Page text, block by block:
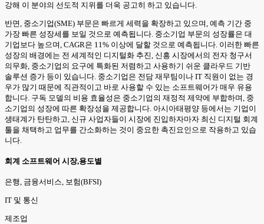
강해 이 분야의 선도적 지위를 더욱 공고히 하고 있습니다.
반면, 중소기업(SME) 부문은 빠르게 세력을 확장하고 있으며, 예측 기간 중
가장 빠른 성장세를 보일 것으로 예측됩니다. 중소기업 부문의 성장률은 대
기업보다 높으며, CAGR은 11% 이상에 달할 것으로 예측됩니다. 이러한 빠른
성장의 배경에는 전 세계적인 디지털화 추진, 신흥 시장에서의 전자 청구서
의무화, 중소기업의 요구에 특화된 저렴하고 사용하기 쉬운 클라우드 기반
솔루션 증가 등이 있습니다. 중소기업은 전담 재무팀이나 IT 직원이 없는 경
우가 많기 때문에 직관적이고 바로 사용할 수 있는 소프트웨어가 매우 유용
합니다. 구독 모델의 비용 효율성은 중소기업의 재정적 제약에 부합하며, 중
소기업의 성장에 따른 확장성을 제공합니다. 아시아태평양 등에서는 기업이
생태계가 탄탄하고, 신규 사업자들이 시장에 진입하자마자 최신 디지털 회계
툴을 채택하고 업무를 간소화하는 것이 중요한 촉진요인으로 작용하고 있습
니다.
회계 소프트웨어 시장,용도별
은행, 금융서비스, 보험(BFSI)
IT 및 통신
제조업